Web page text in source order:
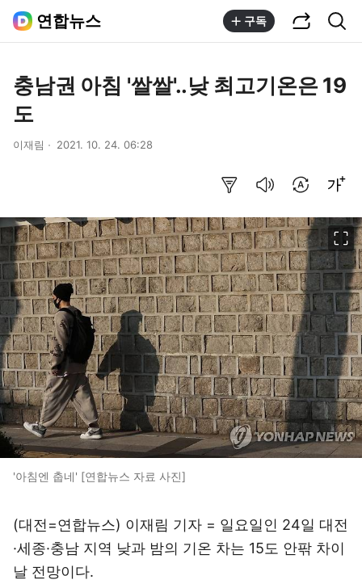
연합뉴스 구독
충남권 아침 '쌀쌀'..낮 최고기온은 19
도
이재림 2021. 10. 24. 06:28
'아침엔 춥네' [연합뉴스 자료 사진]
(대전=연합뉴스) 이재림 기자 = 일요일인 24일 대전
·세종·충남 지역 낮과 밤의 기온 차는 15도 안팎 차이
날 전망이다.